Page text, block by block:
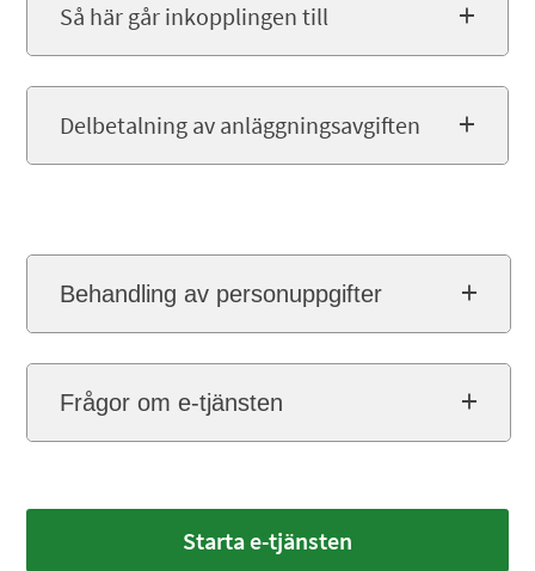
Så här går inkopplingen till
Delbetalning av anläggningsavgiften
Behandling av personuppgifter
Frågor om e-tjänsten
Starta e-tjänsten